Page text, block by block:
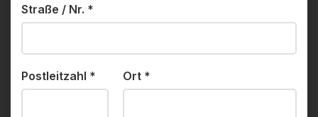
Straße / Nr. *
Postleitzahl * Ort *